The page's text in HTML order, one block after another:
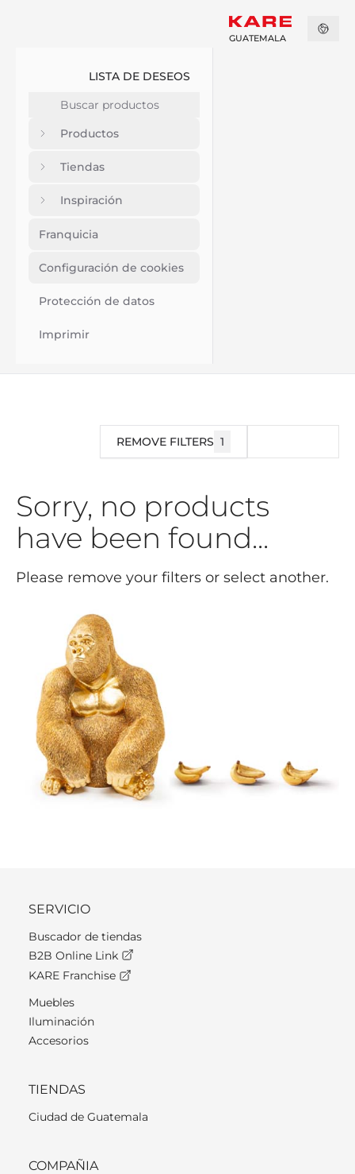
LISTA DE DESEOS
Productos
Tiendas
Inspiración
Franquicia
Configuración de cookies
Protección de datos
Imprimir
GUATEMALA
REMOVE FILTERS 1
Sorry, no products
have been found...
Please remove your filters or select another.
SERVICIO
Buscador de tiendas
B2B Online Link
KARE Franchise
Muebles
Iluminación
Accesorios
TIENDAS
Ciudad de Guatemala
COMPAÑIA